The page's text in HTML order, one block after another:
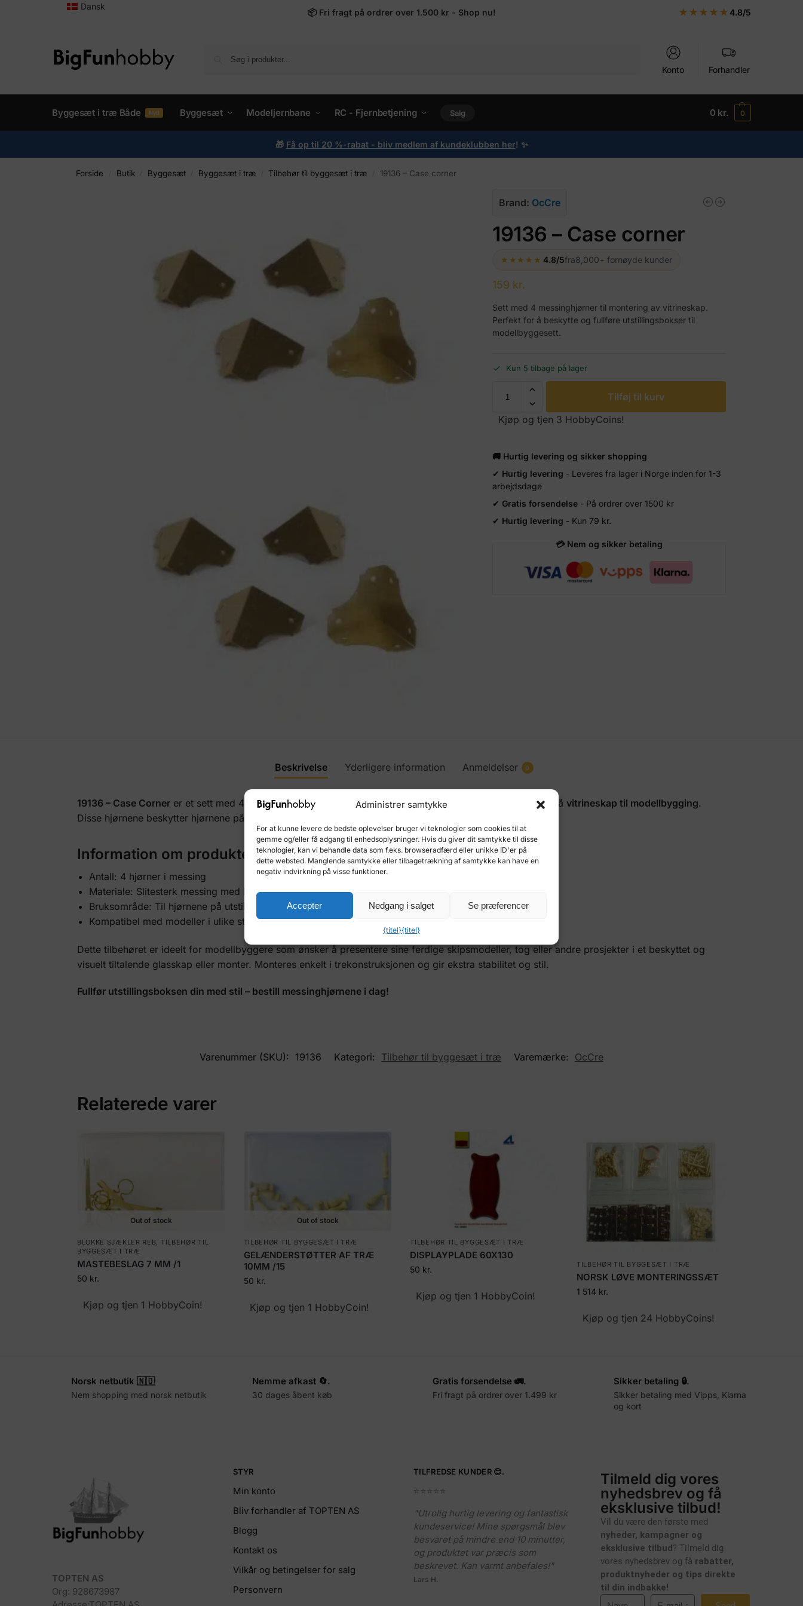
Administrer samtykke
For at kunne levere de bedste oplevelser bruger vi teknologier som cookies til at
gemme og/eller få adgang til enhedsoplysninger. Hvis du giver dit samtykke til disse
teknologier, kan vi behandle data som f.eks. browseradfærd eller unikke ID'er på
dette websted. Manglende samtykke eller tilbagetrækning af samtykke kan have en
negativ indvirkning på visse funktioner.
Accepter Nedgang i salget Se præferencer
{titel}{titel}
Dansk
📦 Fri fragt på ordrer over 1.500 kr - Shop nu! ★★★★★ 4.8/5
Konto Forhandler
Byggesæt i træ Både Nytt Byggesæt Modeljernbane RC - Fjernbetjening Salg 0 kr. 0
🎁 Få op til 20 %-rabat - bliv medlem af kundeklubben her! ✨
Forside Butik Byggesæt Byggesæt i træ Tilbehør til byggesæt i træ 19136 – Case corner
Brand: OcCre
19136 – Case corner
★★★★★ 4.8/5fra8,000+ fornøyde kunder
159 kr.
Sett med 4 messinghjørner til montering av vitrineskap.
Perfekt for å beskytte og fullføre utstillingsbokser til
modellbyggesett.
Kun 5 tilbage på lager
Tilføj til kurv
Kjøp og tjen 3 HobbyCoins!
🚚 Hurtig levering og sikker shopping
✔ Hurtig levering - Leveres fra lager i Norge inden for 1-3
arbejdsdage
✔ Gratis forsendelse - På ordrer over 1500 kr
✔ Hurtig levering - Kun 79 kr.
💳 Nem og sikker betaling
Beskrivelse Yderligere information Anmeldelser 0
19136 – Case Cornerer et sett med 4 messinghjørner designet for å gi en elegant og slitesterk avslutning på vitrineskap til modellbygging.
Disse hjørnene beskytter hjørnene på utstillingsboksen og gir den et profesjonelt og dekorativt preg.
Information om produktet:
Antall: 4 hjørner i messing
Materiale: Slitesterk messing med høy finish
Bruksområde: Til hjørnene på utstillingsbokser/vitriner for modeller
Kompatibel med modeller i ulike størrelser
Dette tilbehøret er ideelt for modellbyggere som ønsker å presentere sine ferdige skipsmodeller, tog eller andre prosjekter i et beskyttet og
visuelt tiltalende glasskap eller monter. Monteres enkelt i trekonstruksjonen og gir ekstra stabilitet og stil.
Fullfør utstillingsboksen din med stil – bestill messinghjørnene i dag!
Varenummer (SKU): 19136 Kategori: Tilbehør til byggesæt i træ Varemærke: OcCre
Relaterede varer
Out of stock
BLOKKE SJÆKLER REB, TILBEHØR TIL
BYGGESÆT I TRÆ
MASTEBESLAG 7 MM /1
50 kr.
Kjøp og tjen 1 HobbyCoin!
Out of stock
TILBEHØR TIL BYGGESÆT I TRÆ
GELÆNDERSTØTTER AF TRÆ
10MM /15
50 kr.
Kjøp og tjen 1 HobbyCoin!
TILBEHØR TIL BYGGESÆT I TRÆ
DISPLAYPLADE 60X130
50 kr.
Kjøp og tjen 1 HobbyCoin!
TILBEHØR TIL BYGGESÆT I TRÆ
NORSK LØVE MONTERINGSSÆT
1 514 kr.
Kjøp og tjen 24 HobbyCoins!
Norsk netbutik 🇳🇴
Nem shopping med norsk netbutik
Nemme afkast 🔄.
30 dages åbent køb
Gratis forsendelse 🚛.
Fri fragt på ordrer over 1.499 kr
Sikker betaling 🔒.
Sikker betaling med Vipps, Klarna
og kort
TOPTEN AS
Org: 928673987
STYR
Min konto
Bliv forhandler af TOPTEN AS
Blogg
Kontakt os
Vilkår og betingelser for salg
Personvern
TILFREDSE KUNDER 😊.
⭐️⭐️⭐️⭐️⭐️
"Utrolig hurtig levering og fantastisk
kundeservice! Mine spørgsmål blev
besvaret på mindre end 10 minutter,
og produktet var præcis som
beskrevet. Kan varmt anbefales!"
Lars H.
Tilmeld dig vores
nyhedsbrev og få
eksklusive tilbud!
Vil du være den første med
nyheder, kampagner og
eksklusive tilbud? Tilmeld dig
vores nyhedsbrev og få rabatter,
produktnyheder og tips direkte
til din indbakke!